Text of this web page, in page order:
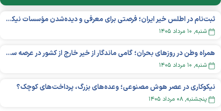
ثبت‌نام در اطلس خیر ایران؛ فرصتی برای معرفی و دیده‌شدن مؤسسات نیکوکاری
شنبه, ۱۰ مرداد ۱۴۰۵
همراه وطن در روزهای بحران؛ گامی ماندگار از خیر خارج از کشور در عرصه سلامت
شنبه, ۱۰ مرداد ۱۴۰۵
نیکوکاری در عصر هوش مصنوعی؛ وعده‌های بزرگ، پرداخت‌های کوچک؟
پنجشنبه, ۰۸ مرداد ۱۴۰۵